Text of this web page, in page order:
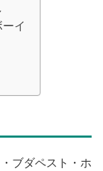
イ
ブダペスト・ホ